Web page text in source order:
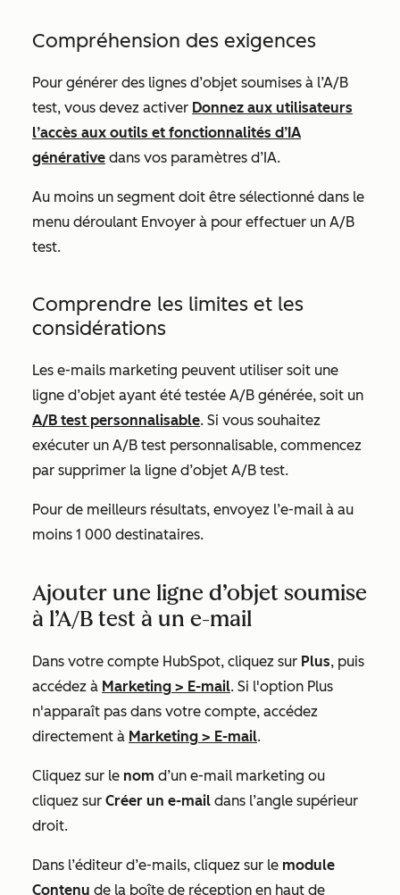
Compréhension des exigences
Pour générer des lignes d’objet soumises à l’A/B
test, vous devez activer Donnez aux utilisateurs
l’accès aux outils et fonctionnalités d’IA
générative dans vos paramètres d’IA.
Au moins un segment doit être sélectionné dans le
menu déroulant Envoyer à pour effectuer un A/B
test.
Comprendre les limites et les
considérations
Les e-mails marketing peuvent utiliser soit une
ligne d’objet ayant été testée A/B générée, soit un
A/B test personnalisable. Si vous souhaitez
exécuter un A/B test personnalisable, commencez
par supprimer la ligne d’objet A/B test.
Pour de meilleurs résultats, envoyez l’e-mail à au
moins 1 000 destinataires.
Ajouter une ligne d’objet soumise
à l’A/B test à un e-mail
Dans votre compte HubSpot, cliquez sur Plus, puis
accédez à Marketing > E-mail. Si l'option Plus
n'apparaît pas dans votre compte, accédez
directement à Marketing > E-mail.
Cliquez sur le nom d’un e-mail marketing ou
cliquez sur Créer un e-mail dans l’angle supérieur
droit.
Dans l’éditeur d’e-mails, cliquez sur le module
Contenu de la boîte de réception en haut de